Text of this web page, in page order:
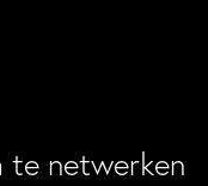
te netwerken